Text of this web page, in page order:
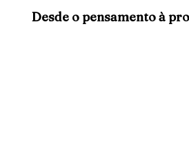
Desde o pensamento à